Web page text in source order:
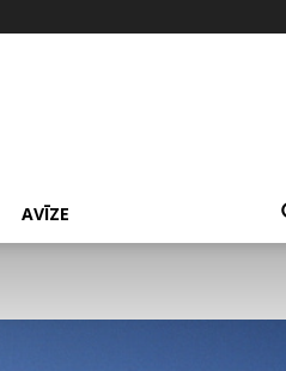
AVĪZE